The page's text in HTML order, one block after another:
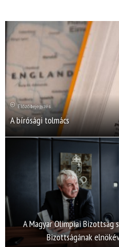
Előző bejegyzés
A bírósági tolmács
A Magyar Olimpiai Bizottság
Bizottságának